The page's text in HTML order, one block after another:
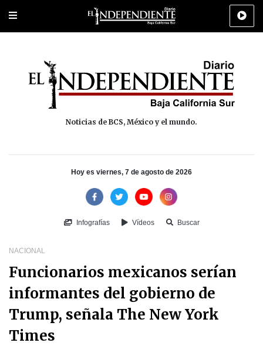
Portada Los Cabos Policiaca Deportes Cultura
Noticias de BCS, México y el mundo.
Hoy es viernes, 7 de agosto de 2026
Infografías Vídeos Buscar
NACIONAL
Funcionarios mexicanos serían
informantes del gobierno de
Trump, señala The New York
Times